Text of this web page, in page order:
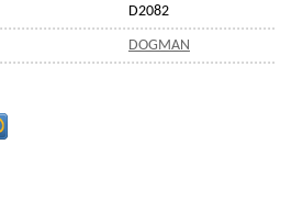
D2082
DOGMAN